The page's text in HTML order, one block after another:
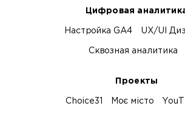
Цифровая
Настройка GA4 UX/UI
Сквозная аналитика
Проекты
Choice31 Моє місто